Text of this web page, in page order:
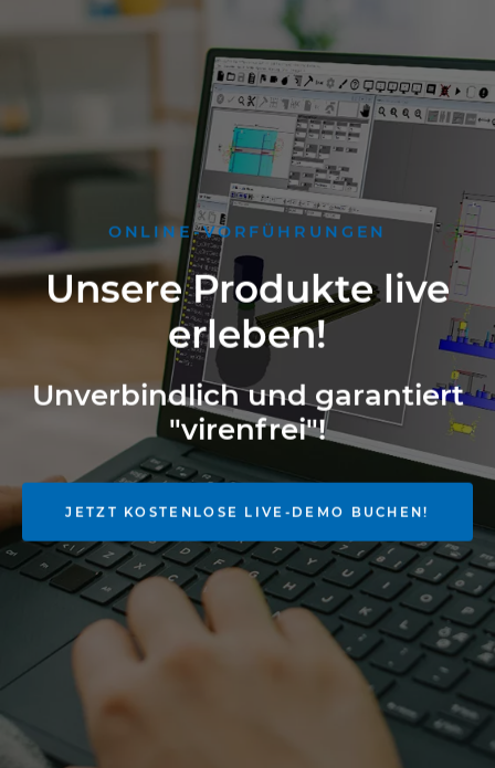
ONLINE-VORFÜHRUNGEN
Unsere Produkte live
erleben!
Unverbindlich und garantiert
"virenfrei"!
JETZT KOSTENLOSE LIVE-DEMO BUCHEN!